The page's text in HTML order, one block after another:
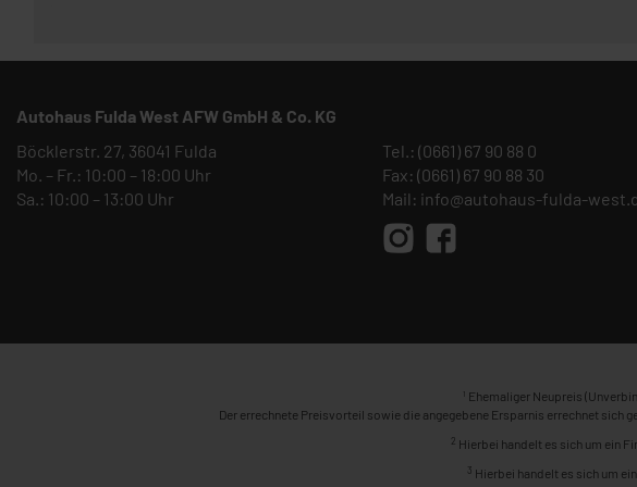
Autohaus Fulda West AFW GmbH & Co. KG
Böcklerstr. 27, 36041 Fulda
Mo. – Fr.: 10:00 – 18:00 Uhr
Sa.: 10:00 – 13:00 Uhr
Tel.: (0661) 67 90 88 0
Fax: (0661) 67 90 88 30
Mail: info@autohaus-fulda-
1 Ehemaliger Neupreis
Der errechnete Preisvorteil sowie die angegebene Ersparnis errechnet sich
2 Hierbei handelt es sich um ein
3 Hierbei handelt es sich um